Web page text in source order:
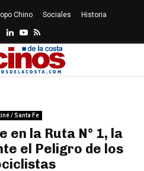
Chino Sociales Historia
Twitter
LinkedinYoutube
Rss
/ Santa Fe
en la Ruta N° 1, la
el Peligro de los